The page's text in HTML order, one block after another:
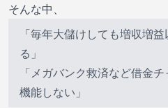
そんな中、
「毎年大儲けしても増収増
る」
「メガバンク救済など借金
機能しない」